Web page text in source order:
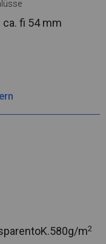
ca. fi 54 mm
580g/m2